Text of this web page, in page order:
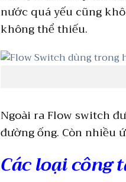
nước quá yếu cũng
không thể thiếu.
Ngoài ra Flow switch
đường ống. Còn nhiều
Các loại công